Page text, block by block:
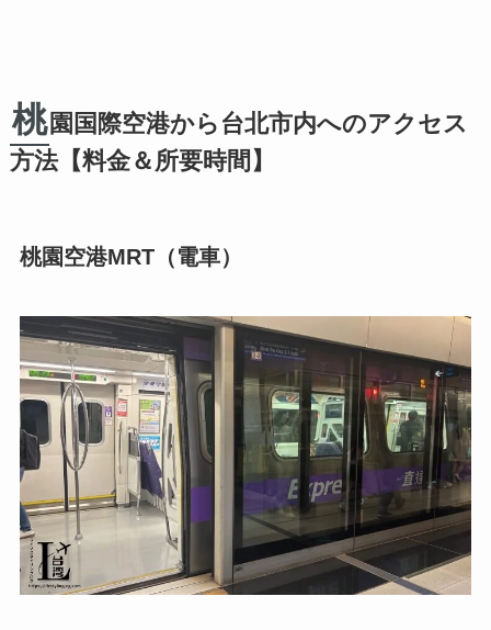
桃 園国際空港から台北市内へのアクセス
方法【料金＆所要時間】
桃園空港MRT（電車）